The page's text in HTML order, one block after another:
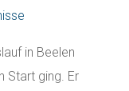
in Beelen
Start ging. Er